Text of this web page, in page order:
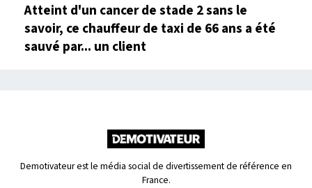
Atteint d'un cancer de stade 2 sans le
savoir, ce chauffeur de taxi de 66 ans a été
sauvé par... un client
Demotivateur est le média social de divertissement de référence en
France.